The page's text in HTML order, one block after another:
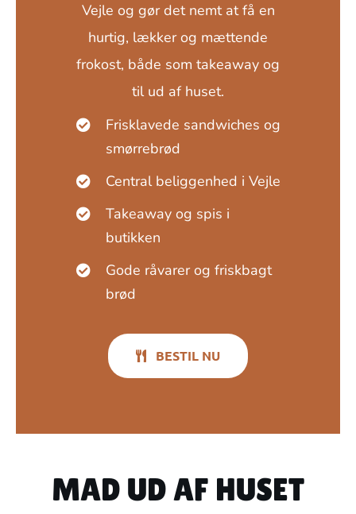
Vejle og gør det nemt at få en
hurtig, lækker og mættende
frokost, både som takeaway og
til ud af huset.
Frisklavede sandwiches og
smørrebrød
Central beliggenhed i Vejle
Takeaway og spis i
butikken
Gode råvarer og friskbagt
brød
BESTIL NU
MAD UD AF HUSET